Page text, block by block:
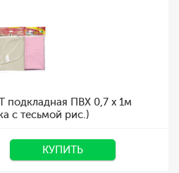
ПВХ 0,7 х 1м
с тесьмой рис.)
КУПИТЬ